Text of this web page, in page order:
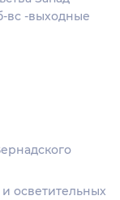
вс -выходные
осветительных